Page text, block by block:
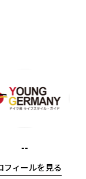
--
フィールを見る